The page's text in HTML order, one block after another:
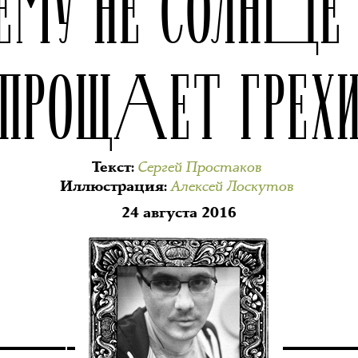
Текст: Сергей Простаков
Иллюстрация:Алексей Лоскутов
24 августа 2016